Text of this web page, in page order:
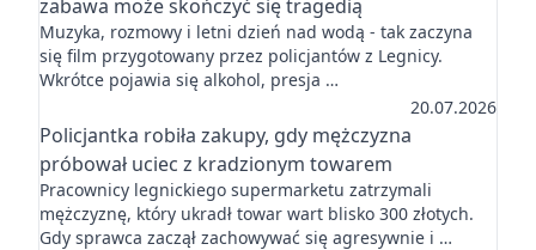
zabawa może skończyć się tragedią
Muzyka, rozmowy i letni dzień nad wodą - tak zaczyna
się film przygotowany przez policjantów z Legnicy.
Wkrótce pojawia się alkohol, presja …
20.07.2026
Policjantka robiła zakupy, gdy mężczyzna
próbował uciec z kradzionym towarem
Pracownicy legnickiego supermarketu zatrzymali
mężczyznę, który ukradł towar wart blisko 300 złotych.
Gdy sprawca zaczął zachowywać się agresywnie i …